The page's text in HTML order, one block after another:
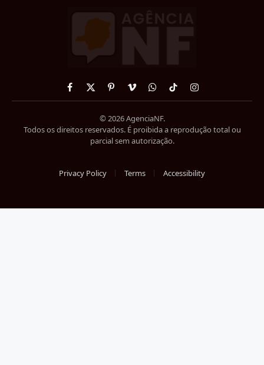
Facebook
X
(Twitter)
PinterestVimeoWhatsApp
TikTokInstagram
© 2026 AgenciaNF.
Todos os direitos reservados. É proibida a reprodução total ou
parcial sem autorização.
Privacy Policy Terms Accessibility